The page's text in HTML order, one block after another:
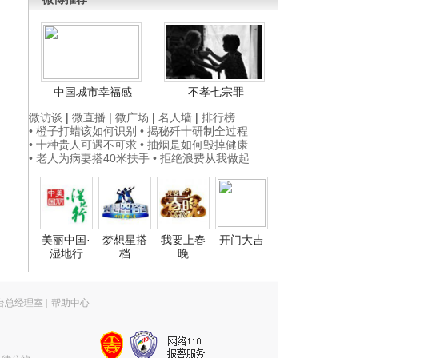
中国城市幸福感
不孝七宗罪
微访谈 | 微直播 | 微广场 | 名人墙 | 排行榜
• 橙子打蜡该如何识别 • 揭秘歼十研制全过程
• 十种贵人可遇不可求 • 抽烟是如何毁掉健康
• 老人为病妻搭40米扶手 • 拒绝浪费从我做起
美丽中国·
湿地行
梦想星搭
档
我要上春
晚
开门大吉
总经理室 帮助中心